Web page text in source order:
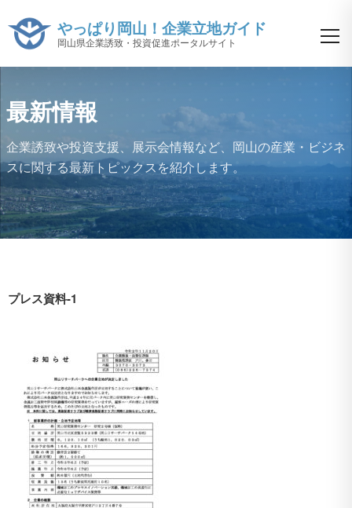
やっぱり岡山！企業立地ガイド
岡山県企業誘致・投資促進ポータルサイト
最新情報
企業誘致や投資支援、展示会情報など、 岡山の産業・ビジネ
スに関する最新トピックスを紹介します。
プレス資料-1